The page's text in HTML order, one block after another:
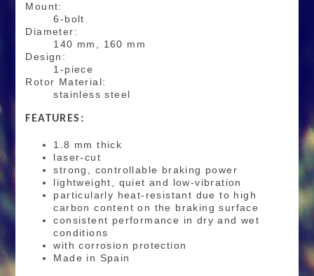
Mount:
6-bolt
Diameter:
140 mm, 160 mm
Design:
1-piece
Rotor Material:
stainless steel
FEATURES:
1.8 mm thick
laser-cut
strong, controllable braking power
lightweight, quiet and low-vibration
particularly heat-resistant due to high
carbon content on the braking surface
consistent performance in dry and wet
conditions
with corrosion protection
Made in Spain